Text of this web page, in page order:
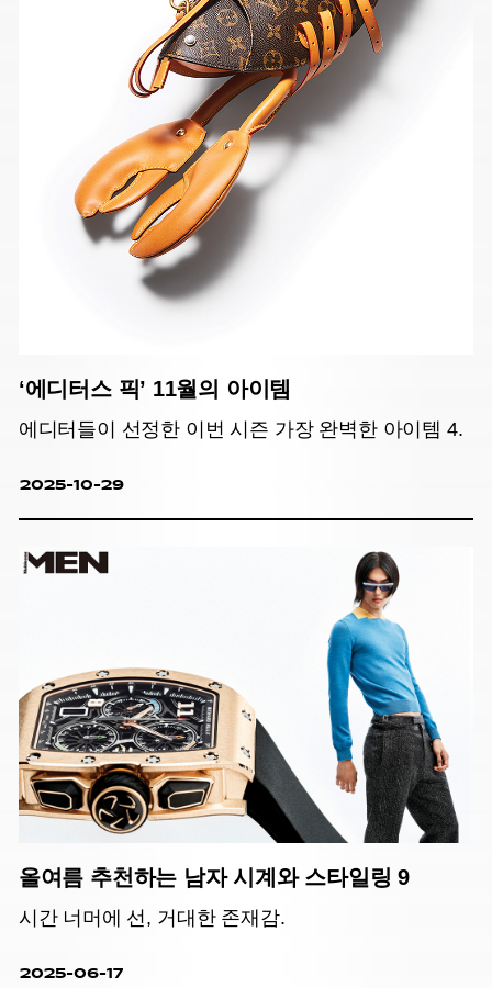
‘에디터스 픽’ 11월의 아이템
에디터들이 선정한 이번 시즌 가장 완벽한 아이템 4.
2025-10-29
올여름 추천하는 남자 시계와 스타일링 9
시간 너머에 선, 거대한 존재감.
2025-06-17